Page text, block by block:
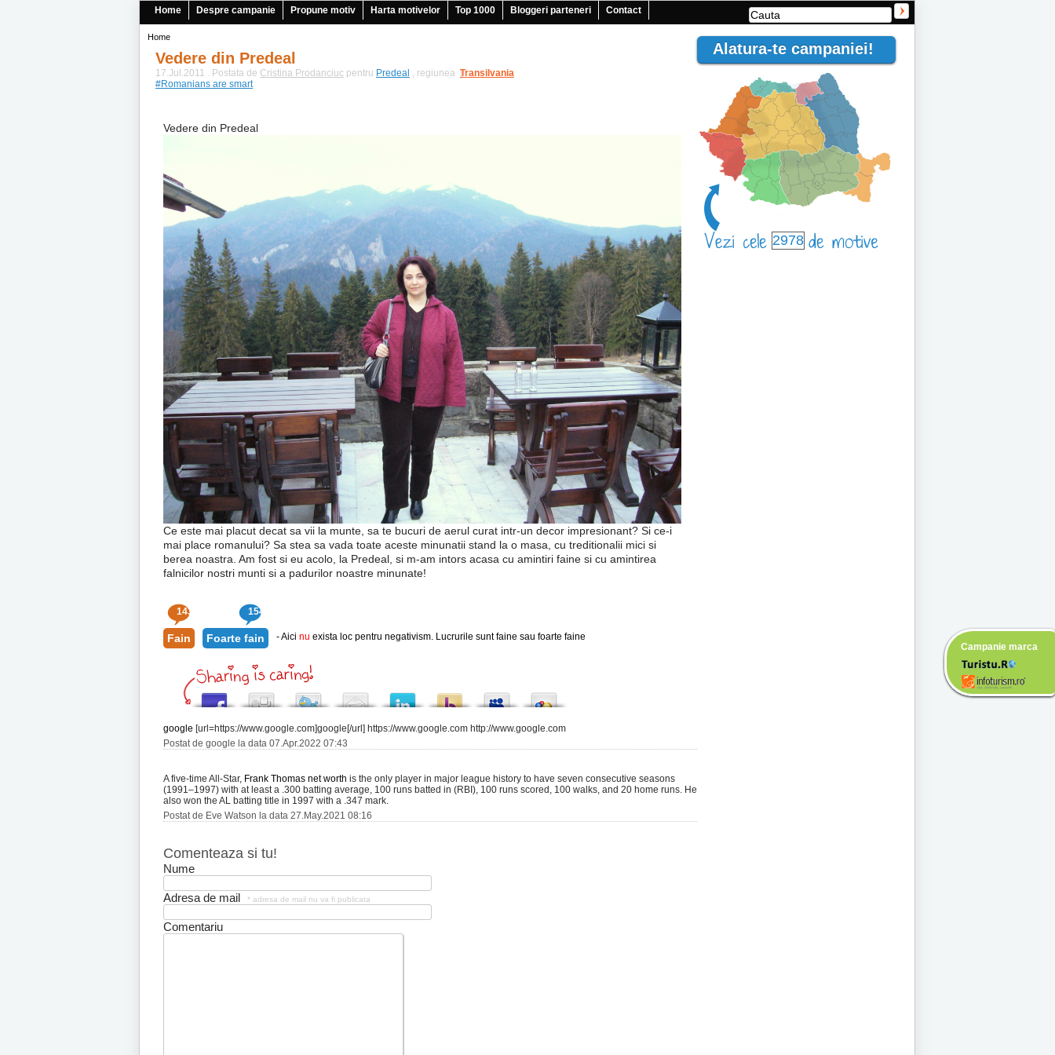
Campanie marca
Home Despre campanie Propune motiv Harta motivelor Top 1000 Bloggeri parteneri Contact
Home
Vedere din Predeal
17.Jul.2011 . Postata de Cristina Prodanciuc pentru Predeal , regiunea Transilvania
|
#Romanians are smart
Vedere din Predeal
Ce este mai placut decat sa vii la munte, sa te bucuri de aerul curat intr-un decor impresionant? Si ce-i
mai place romanului? Sa stea sa vada toate aceste minunatii stand la o masa, cu treditionalii mici si
berea noastra. Am fost si eu acolo, la Predeal, si m-am intors acasa cu amintiri faine si cu amintirea
falnicilor nostri munti si a padurilor noastre minunate!
143 154
Fain Foarte fain - Aici nu exista loc pentru negativism. Lucrurile sunt faine sau foarte faine
google [url=https://www.google.com]google[/url] https://www.google.com http://www.google.com
Postat de google la data 07.Apr.2022 07:43
A five-time All-Star, Frank Thomas net worth is the only player in major league history to have seven consecutive seasons
(1991–1997) with at least a .300 batting average, 100 runs batted in (RBI), 100 runs scored, 100 walks, and 20 home runs. He
also won the AL batting title in 1997 with a .347 mark.
Postat de Eve Watson la data 27.May.2021 08:16
Comenteaza si tu!
Nume
Adresa de mail * adresa de mail nu va fi publicata
Comentariu
Alatura-te campaniei!
2978